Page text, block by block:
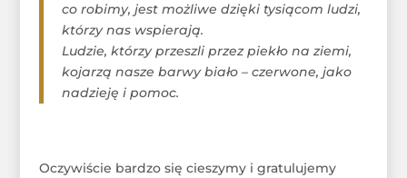
co robimy, jest możliwe dzięki tysiącom ludzi,
którzy nas wspierają.
Ludzie, którzy przeszli przez piekło na ziemi,
kojarzą nasze barwy biało – czerwone, jako
nadzieję i pomoc.
Oczywiście bardzo się cieszymy i gratulujemy